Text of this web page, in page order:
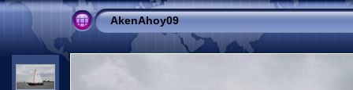
AkenAhoy09